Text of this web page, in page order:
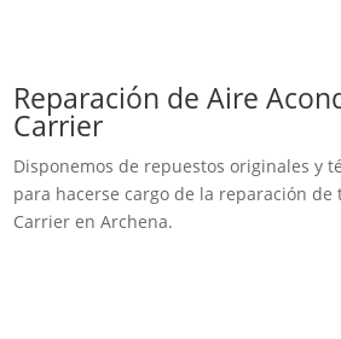
Reparación de Aire
Carrier
Disponemos de repuestos originales y
para hacerse cargo de la reparación
Carrier en Archena.